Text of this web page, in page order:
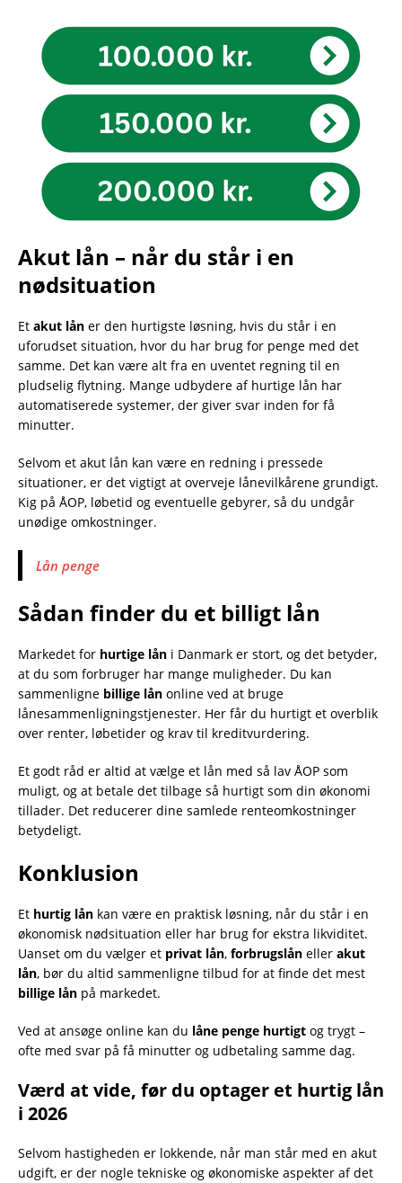
Akut lån – når du står i en
nødsituation
Et akut lån er den hurtigste løsning, hvis du står i en
uforudset situation, hvor du har brug for penge med det
samme. Det kan være alt fra en uventet regning til en
pludselig flytning. Mange udbydere af hurtige lån har
automatiserede systemer, der giver svar inden for få
minutter.
Selvom et akut lån kan være en redning i pressede
situationer, er det vigtigt at overveje lånevilkårene grundigt.
Kig på ÅOP, løbetid og eventuelle gebyrer, så du undgår
unødige omkostninger.
Lån penge
Sådan finder du et billigt lån
Markedet for hurtige lån i Danmark er stort, og det betyder,
at du som forbruger har mange muligheder. Du kan
sammenligne billige lån online ved at bruge
lånesammenligningstjenester. Her får du hurtigt et overblik
over renter, løbetider og krav til kreditvurdering.
Et godt råd er altid at vælge et lån med så lav ÅOP som
muligt, og at betale det tilbage så hurtigt som din økonomi
tillader. Det reducerer dine samlede renteomkostninger
betydeligt.
Konklusion
Et hurtig lån kan være en praktisk løsning, når du står i en
økonomisk nødsituation eller har brug for ekstra likviditet.
Uanset om du vælger et privat lån, forbrugslån eller akut
lån, bør du altid sammenligne tilbud for at finde det mest
billige lån på markedet.
Ved at ansøge online kan du låne penge hurtigt og trygt –
ofte med svar på få minutter og udbetaling samme dag.
Værd at vide, før du optager et hurtig lån
i 2026
Selvom hastigheden er lokkende, når man står med en akut
udgift, er der nogle tekniske og økonomiske aspekter af det